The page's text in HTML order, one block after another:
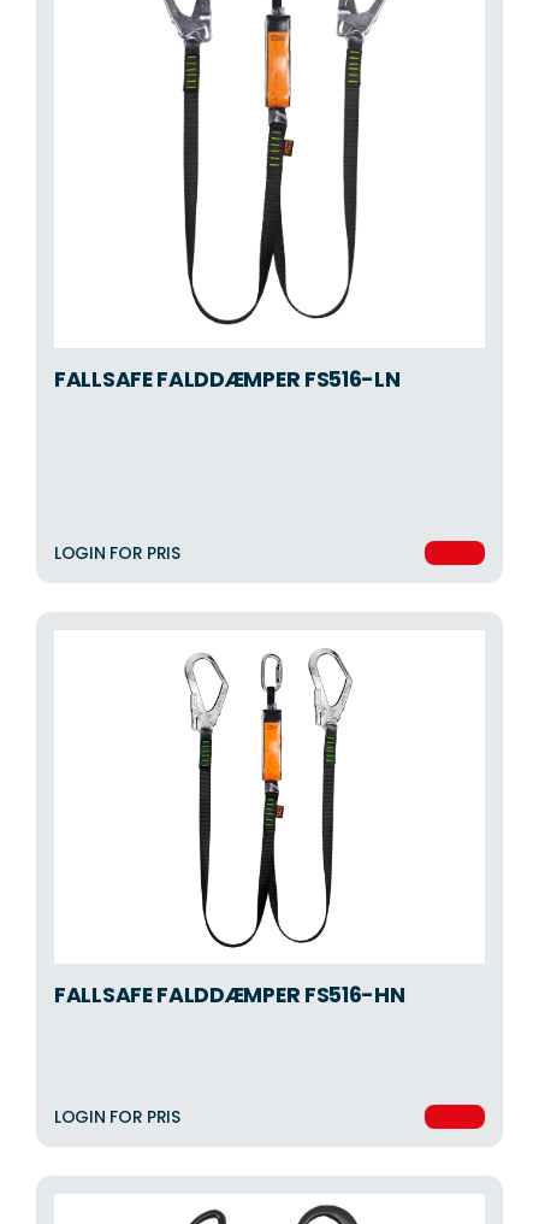
FALLSAFE FALDDÆMPER FS516-LN
LOGIN FOR PRIS
FALLSAFE FALDDÆMPER FS516-HN
LOGIN FOR PRIS